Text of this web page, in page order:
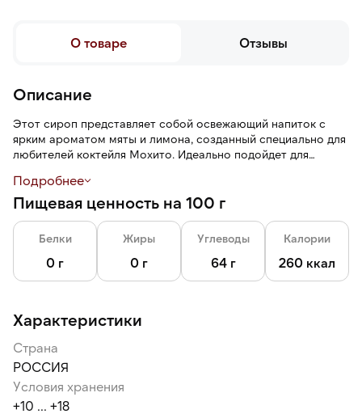
О товаре Отзывы
Описание
Этот сироп представляет собой освежающий напиток с
ярким ароматом мяты и лимона, созданный специально для
любителей коктейля Мохито. Идеально подойдет для
кофе, соки и даже алкогольные напитки.
Подробнее
Пищевая ценность на 100 г
Белки
0 г
Жиры
0 г
Углеводы
64 г
Калории
260 ккал
Характеристики
Страна
РОССИЯ
Условия хранения
+10 ... +18